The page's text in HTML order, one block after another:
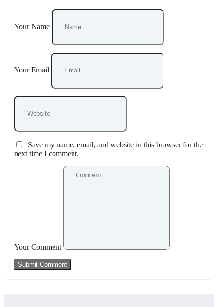
Your Name
Your Email
Save my name, email, and website in this browser for the
next time I comment.
Your Comment